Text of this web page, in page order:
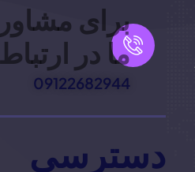
برای
ما در
09122682944
دسترسی